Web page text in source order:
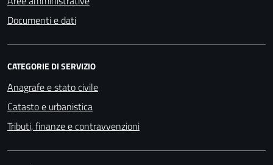
Documenti e dati
CATEGORIE DI SERVIZIO
Anagrafe e stato civile
Catasto e urbanistica
Tributi, finanze e contravvenzioni